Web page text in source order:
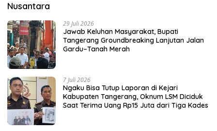
Nusantara
29 Juli 2026
Jawab Keluhan Masyarakat, Bupati
Tangerang Groundbreaking Lanjutan Jalan
Gardu–Tanah Merah
7 Juli 2026
Ngaku Bisa Tutup Laporan di Kejari
Kabupaten Tangerang, Oknum LSM Diciduk
Saat Terima Uang Rp15 Juta dari Tiga Kades